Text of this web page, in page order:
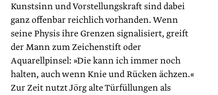
Kunstsinn und Vorstellungskraft sind dabei
ganz offenbar reichlich vorhanden. Wenn
seine Physis ihre Grenzen signalisiert, greift
der Mann zum Zeichenstift oder
Aquarellpinsel: »Die kann ich immer noch
halten, auch wenn Knie und Rücken ächzen.«
Zur Zeit nutzt Jörg alte Türfüllungen als